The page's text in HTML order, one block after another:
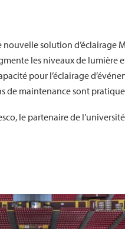
nouvelle solution d’éclairage
les niveaux de lumière
pour l’éclairage
de maintenance sont
le partenaire de